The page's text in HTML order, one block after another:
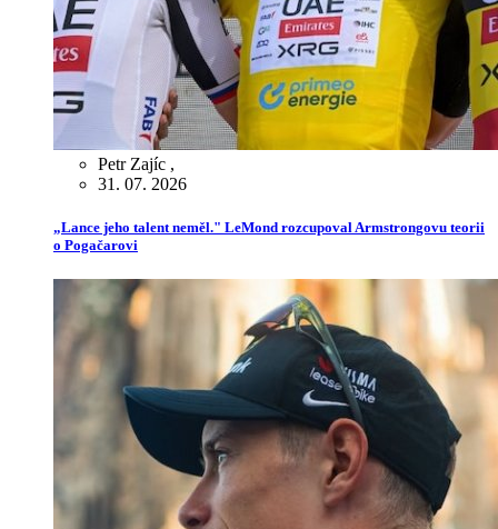
Petr Zajíc ,
31. 07. 2026
„Lance jeho talent neměl." LeMond rozcupoval Armstrongovu teorii
o Pogačarovi